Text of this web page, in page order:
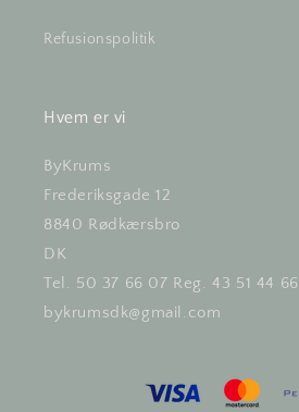
Refusionspolitik
Hvem er vi
ByKrums
Frederiksgade 12
8840 Rødkærsbro
DK
Tel. 50 37 66 07 Reg. 43 51 44 66
bykrumsdk@gmail.com